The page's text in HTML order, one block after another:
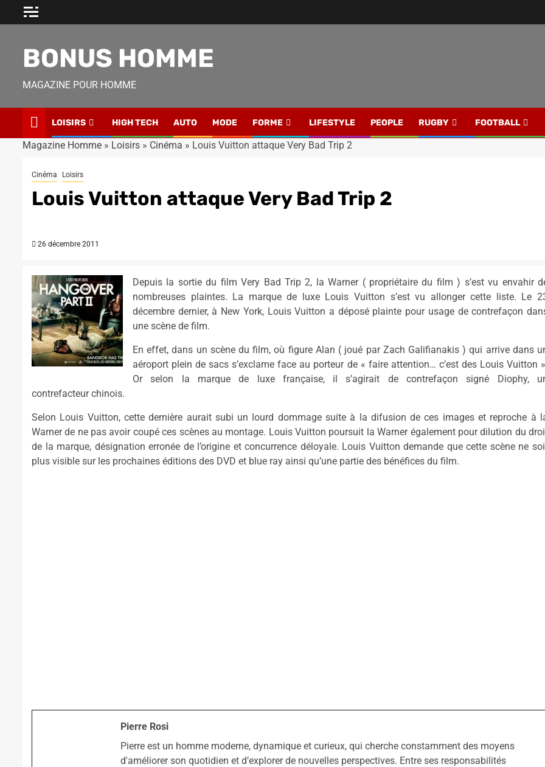
BONUS HOMME
MAGAZINE POUR HOMME
LOISIRS HIGH TECH AUTO MODE FORME LIFESTYLE PEOPLE RUGBY FOOTBALL
Magazine Homme » Loisirs » Cinéma » Louis Vuitton attaque Very Bad Trip 2
Cinéma Loisirs
Louis Vuitton attaque Very Bad Trip 2
26 décembre 2011
Depuis la sortie du film Very Bad Trip 2, la Warner ( propriétaire du film ) s’est vu envahir
nombreuses plaintes. La marque de luxe Louis Vuitton s’est vu allonger cette liste. Le
décembre dernier, à New York, Louis Vuitton a déposé plainte pour usage de contrefaçon
une scène de film.
En effet, dans un scène du film, où figure Alan ( joué par Zach Galifianakis ) qui arrive dans
aéroport plein de sacs s’exclame face au porteur de « faire attention… c’est des Louis Vuitton
Or selon la marque de luxe française, il s’agirait de contrefaçon signé Diophy,
contrefacteur chinois.
Selon Louis Vuitton, cette dernière aurait subi un lourd dommage suite à la difusion de ces images et reproche à
Warner de ne pas avoir coupé ces scènes au montage. Louis Vuitton poursuit la Warner également pour dilution du
de la marque, désignation erronée de l’origine et concurrence déloyale. Louis Vuitton demande que cette scène ne
plus visible sur les prochaines éditions des DVD et blue ray ainsi qu’une partie des bénéfices du film.
Pierre Rosi
Pierre est un homme moderne, dynamique et curieux, qui cherche constamment des moyens
d'améliorer son quotidien et d’explorer de nouvelles perspectives. Entre ses responsabilités